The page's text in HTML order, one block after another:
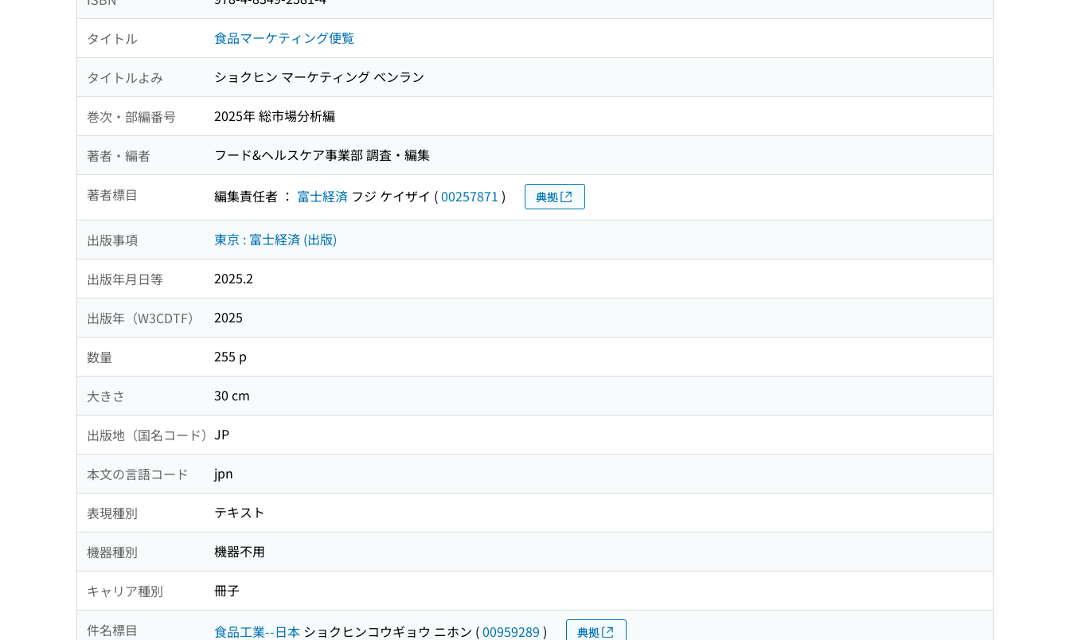
タイトル 食品マーケティング便覧
タイトルよみ ショクヒン マーケティング ベンラン
巻次・部編番号 2025年 総市場分析編
著者・編者 フード&ヘルスケア事業部 調査・編集
著者標目 編集責任者 ： 富士経済 フジ ケイザイ (00257871 ) 典拠
出版事項 東京 : 富士経済 (出版)
出版年月日等 2025.2
出版年（W3CDTF） 2025
数量 255 p
大きさ 30 cm
出版地（国名コード） JP
本文の言語コード jpn
表現種別 テキスト
機器種別 機器不用
キャリア種別 冊子
件名標目 食品工業--日本 ショクヒンコウギョウ ニホン (00959289 ) 典拠